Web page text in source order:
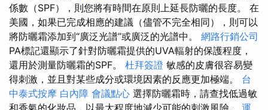
係數（SPF），則您將有時間在原則上延長防曬的長度。 在
美國，如果已完成相應的建議（儘管不完全相同），則可以
將防曬霜添加到“廣泛光譜”或廣泛的光譜中。 網路行銷公司
PA標記還顯示了針對防曬霜提供的UVA​​輻射的保護程度，
還用於測量防曬霜的SPF。 杜拜簽證 敏感的皮膚很容易變
得刺激，並且對某些成分或環境因素的反應更加極端。 台
中泰式按摩 白內障 會議點心 選擇防曬霜時，請查找低過敏
和香氣的化妝品，以最大程度地減少可能的刺激風險。 運